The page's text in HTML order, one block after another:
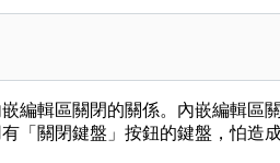
編輯區關閉的關係。內嵌編輯區
「關閉鍵盤」按鈕的鍵盤，怕造